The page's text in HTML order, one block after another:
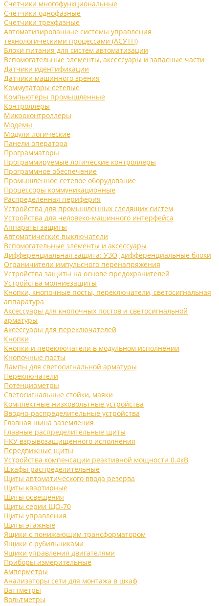
Счетчики многофункциональные
Счетчики однофазные
Счетчики трехфазные
Автоматизированные системы управления
технологическими процессами (АСУТП)
Блоки питания для систем автоматизации
Вспомогательные элементы, аксессуары и запасные части
Датчики идентификации
Датчики машинного зрения
Коммутаторы сетевые
Компьютеры промышленные
Контроллеры
Микроконтроллеры
Модемы
Модули логические
Панели оператора
Программаторы
Программируемые логические контроллеры
Программное обеспечение
Промышленное сетевое оборудование
Процессоры коммуникационные
Распределенная периферия
Устройства для промышленных следящих систем
Устройства для человеко-машинного интерфейса
Аппараты защиты
Автоматические выключатели
Вспомогательные элементы и аксессуары
Дифференциальная защита: УЗО, дифференциальные блоки
Ограничители импульсного перенапряжения
Устройства защиты на основе предохранителей
Устройства молниезащиты
Кнопки, кнопочные посты, переключатели, светосигнальная
аппаратура
Аксессуары для кнопочных постов и светосигнальной
арматуры
Аксессуары для переключателей
Кнопки
Кнопки и переключатели в модульном исполнении
Кнопочные посты
Лампы для светосигнальной арматуры
Переключатели
Потенциометры
Светосигнальные стойки, маяки
Комплектные низковольтные устройства
Вводно-распределительные устройства
Главная шина заземления
Главные распределительные щиты
НКУ взрывозащищенного исполнения
Передвижные щиты
Устройства компенсации реактивной мощности 0.4кВ
Шкафы распределительные
Щиты автоматического ввода резерва
Щиты квартирные
Щиты освещения
Щиты серии ЩО-70
Щиты управления
Щиты этажные
Ящики с понижающим трансформатором
Ящики с рубильниками
Ящики управления двигателями
Приборы измерительные
Амперметры
Анализаторы сети для монтажа в шкаф
Ваттметры
Вольтметры